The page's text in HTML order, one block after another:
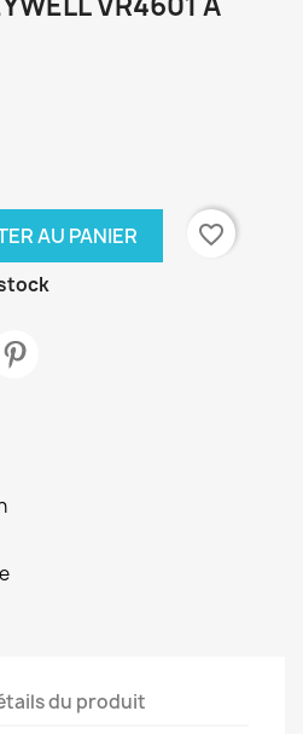
AU PANIER
favorite_border
du produit